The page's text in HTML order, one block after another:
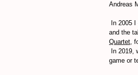
Andreas
In 2005
and the
Quartet,
In 2019,
game or